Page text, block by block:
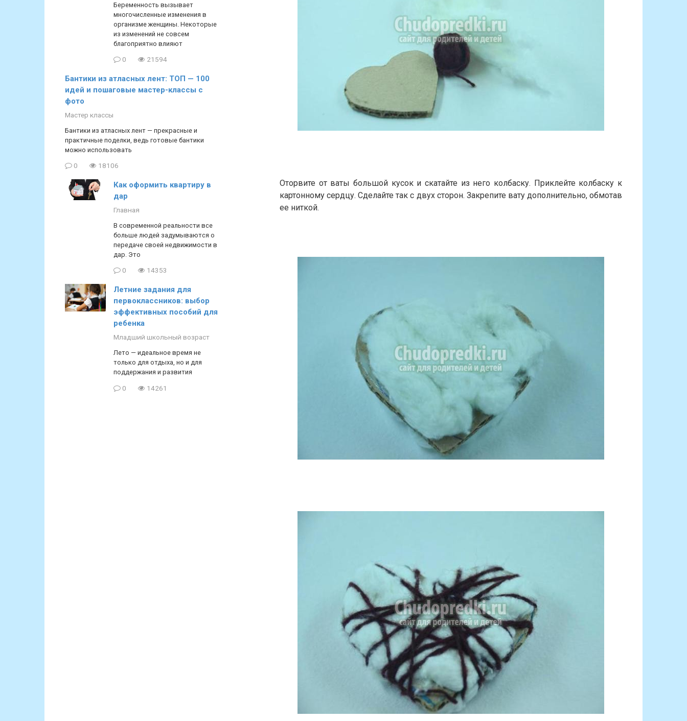
Оторвите от ваты большой кусок и скатайте из него колбаску. Приклейте колбаску к
картонному сердцу. Сделайте так с двух сторон. Закрепите вату дополнительно, обмотав
ее ниткой.
Беременность вызывает
многочисленные изменения в
организме женщины. Некоторые
из изменений не совсем
благоприятно влияют
0 21594
Бантики из атласных лент: ТОП — 100
идей и пошаговые мастер-классы с
фото
Мастер классы
Бантики из атласных лент — прекрасные и
практичные поделки, ведь готовые бантики
можно использовать
0 18106
Как оформить квартиру в
дар
Главная
В современной реальности все
больше людей задумываются о
передаче своей недвижимости в
дар. Это
0 14353
Летние задания для
первоклассников: выбор
эффективных пособий для
ребенка
Младший школьный возраст
Лето — идеальное время не
только для отдыха, но и для
поддержания и развития
0 14261